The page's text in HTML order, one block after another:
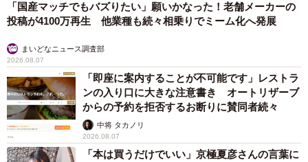
「国産マッチでもバズりたい」願いかなった！老舗メーカーの
投稿が4100万再生 他業種も続々相乗りでミーム化へ発展
まいどなニュース調査部
2026.08.07
「即座に案内することが不可能です」レストラ
ンの入り口に大きな注意書き オートリザーブ
からの予約を拒否するお断りに賛同者続々
中将 タカノリ
2026.08.07
「本は買うだけでいい」京極夏彦さんの言葉に